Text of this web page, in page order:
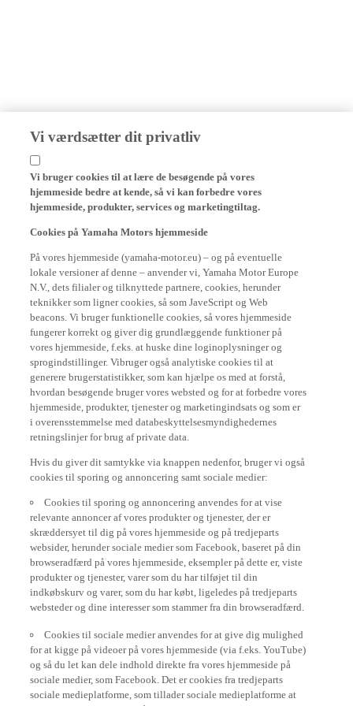
Vi værdsætter dit privatliv
Vi bruger cookies til at lære de besøgende på vores
hjemmeside bedre at kende, så vi kan forbedre vores
hjemmeside, produkter, services og marketingtiltag.
lokale versioner af denne – anvender vi, Yamaha Motor Europe
N.V., dets filialer og tilknyttede partnere, cookies, herunder
teknikker som ligner cookies, så som JaveScript og Web
beacons. Vi bruger funktionelle cookies, så vores hjemmeside
fungerer korrekt og giver dig grundlæggende funktioner på
vores hjemmeside, f.eks. at huske dine loginoplysninger og
sprogindstillinger. Vibruger også analytiske cookies til at
generere brugerstatistikker, som kan hjælpe os med at forstå,
hvordan besøgende bruger vores websted og for at forbedre vores
hjemmeside, produkter, tjenester og marketingindsats og som er
i overensstemmelse med databeskyttelsesmyndighedernes
retningslinjer for brug af private data.
cookies til sporing og annoncering samt sociale medier:
relevante annoncer af vores produkter og tjenester, der er
skræddersyet til dig på vores hjemmeside og på tredjeparts
websider, herunder sociale medier som Facebook, baseret på din
browseradfærd på vores hjemmeside, eksempler på dette er, viste
produkter og tjenester, varer som du har tilføjet til din
indkøbskurv og varer, som du har købt, ligeledes på tredjeparts
websteder og dine interesser som stammer fra din browseradfærd.
for at kigge på videoer på vores hjemmeside (via f.eks. YouTube)
og så du let kan dele indhold direkte fra vores hjemmeside på
sociale medier, som Facebook. Det er cookies fra tredjeparts
sociale medieplatforme, som tillader sociale medieplatforme at
spore din browseradfærd på internettet og bruge det til deres eget